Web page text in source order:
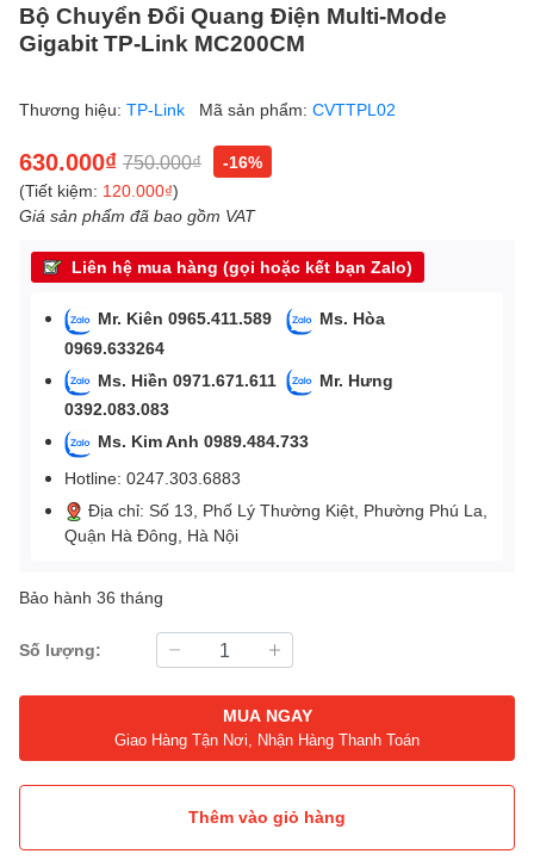
Bộ Chuyển Đổi Quang Điện Multi-Mode
Gigabit TP-Link MC200CM
Thương hiệu: TP-Link Mã sản phẩm: CVTTPL02
630.000₫ 750.000₫
-16%
(Tiết kiệm: 120.000₫)
Giá sản phẩm đã bao gồm VAT
Liên hệ mua hàng (gọi hoặc kết bạn Zalo)
Mr. Kiên 0965.411.589
Ms. Hòa
0969.633264
Ms. Hiền 0971.671.611
Mr. Hưng
0392.083.083
Ms. Kim Anh 0989.484.733
Hotline: 0247.303.6883
Địa chỉ: Số 13, Phố Lý Thường Kiệt, Phường Phú La,
Quận Hà Đông, Hà Nội
Bảo hành 36 tháng
Số lượng:
MUA NGAY
Giao Hàng Tận Nơi, Nhận Hàng Thanh Toán
Thêm vào giỏ hàng